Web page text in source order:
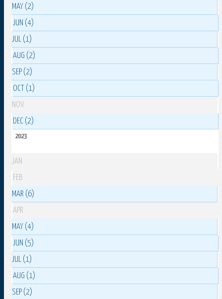
MAY (2)
JUN (4)
JUL (1)
AUG (2)
SEP (2)
OCT (1)
NOV
DEC (2)
2023
JAN
FEB
MAR (6)
APR
MAY (4)
JUN (5)
JUL (1)
AUG (1)
SEP (2)